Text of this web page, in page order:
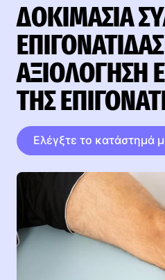
ΔΟΚΙΜΑΣΊΑ
ΕΠΙΓΟΝΑΤΊΔΑΣ |
ΑΞΙΟΛΌΓΗΣΗ
ΤΗΣ
Ελέγξτε το κατάστημά